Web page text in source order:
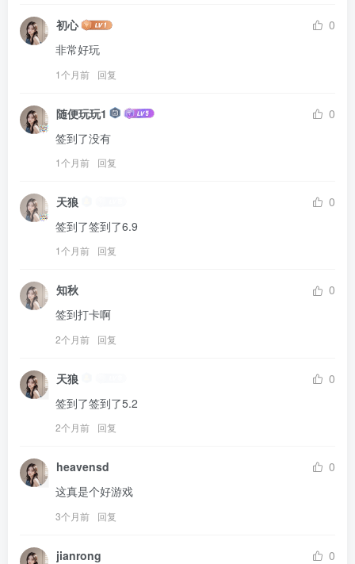
初心
0
非常好玩
1个月前 回复
随便玩玩1
0
签到了没有
1个月前 回复
天狼
0
签到了签到了6.9
1个月前 回复
知秋
0
签到打卡啊
2个月前 回复
天狼
0
签到了签到了5.2
2个月前 回复
heavensd
0
这真是个好游戏
3个月前 回复
jianrong
0